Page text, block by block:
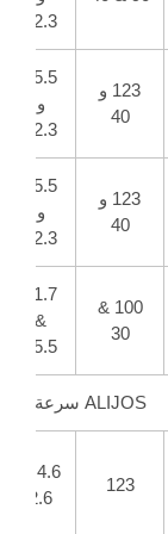
12.3
123 و
40
15.5
و
12.3
123 و
40
15.5
و
12.3
100 &
30
21.7
&
15.5
ALIJOS سرعة واحدة / إصدار خاص
123
2.6